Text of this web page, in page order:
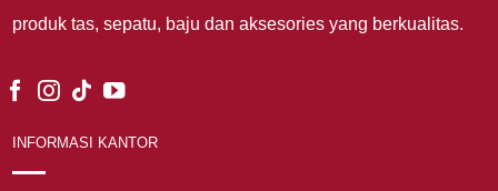
produk tas, sepatu, baju dan aksesories yang berkualitas.
INFORMASI KANTOR